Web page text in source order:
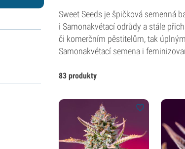
Sweet Seeds je špičková semenná
i Samonakvétací odrůdy a stále
či komerčním pěstitelům, tak
Samonakvétací semena i
83 produkty